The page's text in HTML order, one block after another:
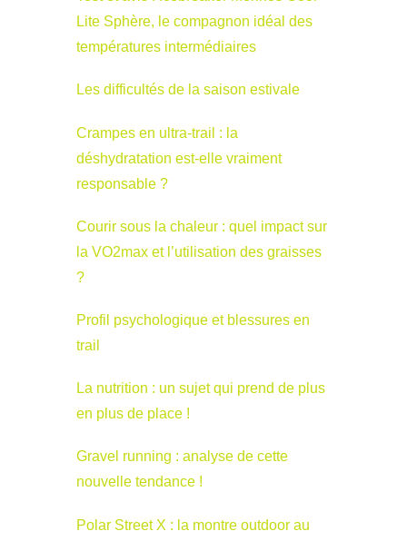
Lite Sphère, le compagnon idéal des
températures intermédiaires
Les difficultés de la saison estivale
Crampes en ultra-trail : la
déshydratation est-elle vraiment
responsable ?
Courir sous la chaleur : quel impact sur
la VO2max et l’utilisation des graisses
?
Profil psychologique et blessures en
trail
La nutrition : un sujet qui prend de plus
en plus de place !
Gravel running : analyse de cette
nouvelle tendance !
Polar Street X : la montre outdoor au